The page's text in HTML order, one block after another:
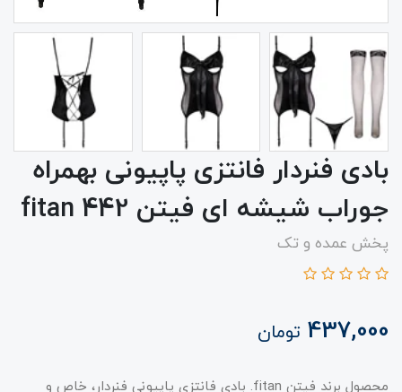
بادی فنردار فانتزی پاپیونی بهمراه
جوراب شیشه ای فیتن 442 fitan
پخش عمده و تک
437,000 تومان
محصول برند فیتن fitan. بادی فانتزی پاپیونی فنردار، خاص و